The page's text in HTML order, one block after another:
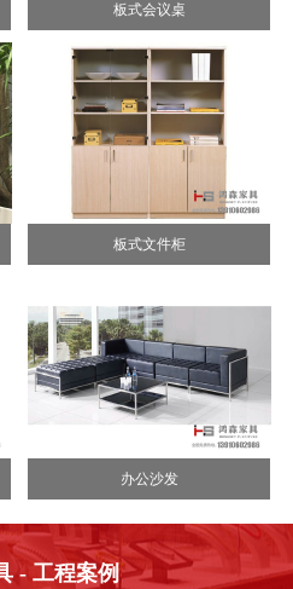
板式会议桌
板式文件柜
办公沙发
- 工程案例